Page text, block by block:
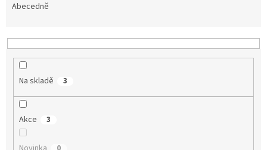
p
Abecedně
Na skladě 3
Akce 3